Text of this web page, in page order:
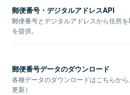
郵便番号・デジタルアドレスAPI
郵便番号とデジタルアドレスから住所
を提供。
郵便番号データのダウンロード
各種データのダウンロードはこちらか
更新）